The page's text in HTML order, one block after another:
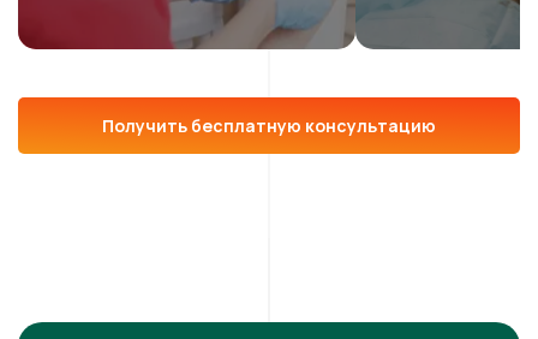
Получить бесплатную консультацию